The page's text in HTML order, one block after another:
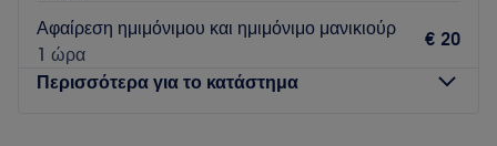
Αφαίρεση ημιμόνιμου και ημιμόνιμο μανικιούρ
1 ώρα
€ 20
Περισσότερα για το κατάστημα